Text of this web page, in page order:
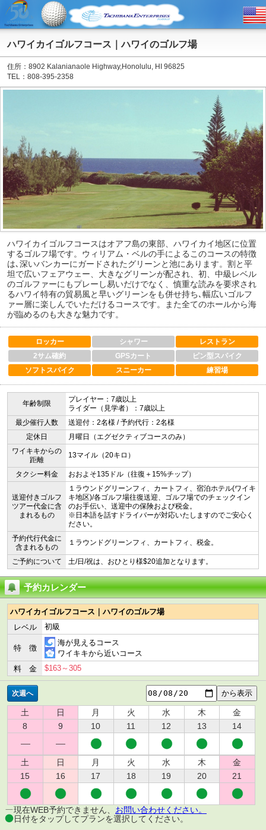
ハワイカイゴルフコース｜ハワイのゴルフ場
住所：8902 Kalanianaole Highway,Honolulu, HI 96825
TEL：808-395-2358
ハワイカイゴルフコースはオアフ島の東部、ハワイカイ地区に位置
するゴルフ場です。ウィリアム・ベルの手によるこのコースの特徴
は､深いバンカーにガードされたグリーンと池にあります。割と平
坦で広いフェアウェー、大きなグリーンが配され、初、中級レベル
のゴルファーにもプレーし易いだけでなく、慎重な読みを要求され
るハワイ特有の貿易風と早いグリーンをも併せ持ち､幅広いゴルフ
ァー層に楽しんでいただけるコースです。また全てのホールから海
が臨めるのも大きな魅力です。
ロッカー シャワー
レストラン
2サム確約
GPSカート
ピン型スパイク
ソフトスパイク
スニーカー 練習場
年齢制限
プレイヤー：7歳以上
ライダー（見学者）：7歳以上
最少催行人数
送迎付：2名様 / 予約代行：2名様
定休日
月曜日（エグゼクティブコースのみ）
ワイキキからの
距離
13マイル（20キロ）
タクシー料金 おおよそ135ドル（往復＋15%チップ）
送迎付きゴルフ
ツアー代金に含
まれるもの
１ラウンドグリーンフィ、カートフィ、宿泊ホテル(ワイキ
キ地区)/各ゴルフ場往復送迎、ゴルフ場でのチェックイン
のお手伝い、送迎中の保険および税金。
※日本語を話すドライバーが対応いたしますのでご安心く
ださい。
予約代行代金に
含まれるもの
１ラウンドグリーンフィ、カートフィ、税金。
ご予約について 土/日/祝は、おひとり様$20追加となります。
予約カレンダー
ハワイカイゴルフコース｜ハワイのゴルフ場
レベル
初級
特 徴
海が見えるコース
ワイキキから近いコース
料 金
$163～305
次週へ
土 日 月 火 水 木
金
8
9 10 11 12 13 14
土 日 月 火 水 木
金
15
16 17 18 19 20 21
現在WEB予約できません、 お問い合わせください。
日付をタップしてプランを選択してください。